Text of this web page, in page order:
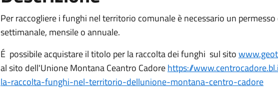
Per raccogliere i funghi nel territorio comunale è necessario un
settimanale, mensile o annuale.
É possibile acquistare il titolo per la raccolta dei funghi sul sito
al sito dell'Unione Montana Ceantro Cadorehttps://
la-raccolta-funghi-nel-territorio-dellunione-montana-centro-cadore